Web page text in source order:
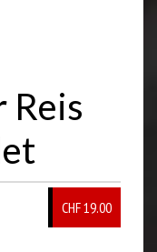
Reis
CHF 19.00